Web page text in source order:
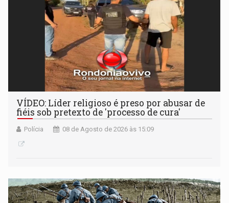
VÍDEO: Líder religioso é preso por abusar de
fiéis sob pretexto de 'processo de cura'
Polícia 08 de Agosto de 2026 às 15:09